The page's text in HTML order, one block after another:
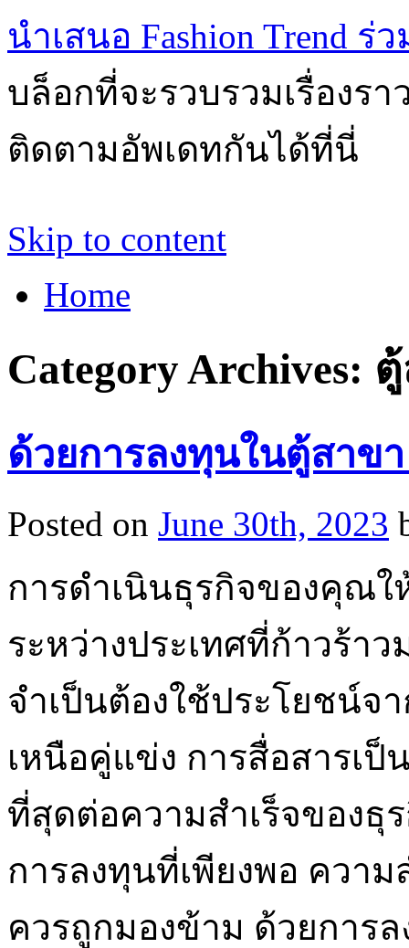
นำเสนอ Fashion Trend
บล็อกที่จะรวบรวมเรื่องร
ติดตามอัพเดทกันได้ที่นี่
Skip to content
Home
Category Archives:
ด้วยการลงทุนในตู้สาข
Posted on June 30th, 2023
การดำเนินธุรกิจของคุณใ
ระหว่างประเทศที่ก้าวร้
จำเป็นต้องใช้ประโยชน์จ
เหนือคู่แข่ง การสื่อสารเ
ที่สุดต่อความสำเร็จของ
การลงทุนที่เพียงพอ ควา
ควรถูกมองข้าม ด้วยการล